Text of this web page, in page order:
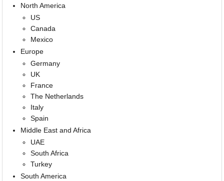
North America
US
Canada
Mexico
Europe
Germany
UK
France
The Netherlands
Italy
Spain
Middle East and Africa
UAE
South Africa
Turkey
South America